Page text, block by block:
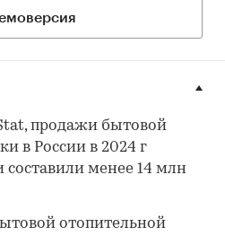
продажи бытовой
в России в 2024 г
составили менее 14 млн
отопительной